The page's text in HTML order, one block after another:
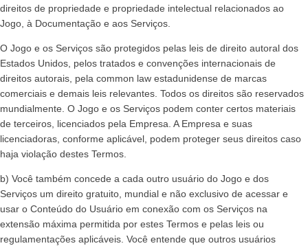
direitos de propriedade e propriedade intelectual relacionados ao
Jogo, à Documentação e aos Serviços.
O Jogo e os Serviços são protegidos pelas leis de direito autoral dos
Estados Unidos, pelos tratados e convenções internacionais de
direitos autorais, pela common law estadunidense de marcas
comerciais e demais leis relevantes. Todos os direitos são reservados
mundialmente. O Jogo e os Serviços podem conter certos materiais
de terceiros, licenciados pela Empresa. A Empresa e suas
licenciadoras, conforme aplicável, podem proteger seus direitos caso
haja violação destes Termos.
b) Você também concede a cada outro usuário do Jogo e dos
Serviços um direito gratuito, mundial e não exclusivo de acessar e
usar o Conteúdo do Usuário em conexão com os Serviços na
extensão máxima permitida por estes Termos e pelas leis ou
regulamentações aplicáveis. Você entende que outros usuários